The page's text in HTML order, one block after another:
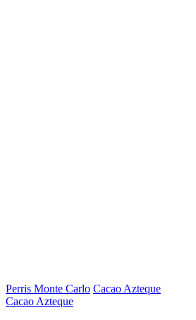
Perris Monte Carlo Cacao Azteque
Cacao Azteque